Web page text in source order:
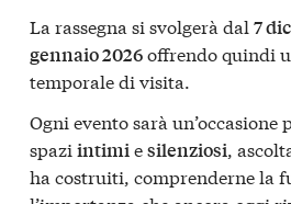
La rassegna si svolgerà dal 7
gennaio 2026offrendo quindi
temporale di visita.
Ogni evento sarà un’occasione
spazi intimiesilenziosi,
ha costruiti, comprenderne la